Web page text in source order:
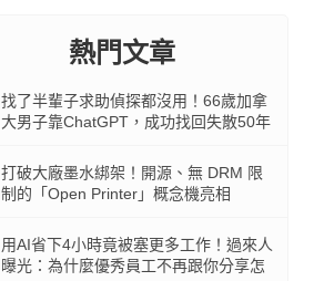
熱門文章
找了半輩子求助偵探都沒用！66歲加拿
大男子靠ChatGPT，成功找回失散50年
打破大廠墨水綁架！開源、無 DRM 限
制的「Open Printer」概念機亮相
用AI省下4小時竟被塞更多工作！過來人
曝光：為什麼優秀員工不再跟你分享怎